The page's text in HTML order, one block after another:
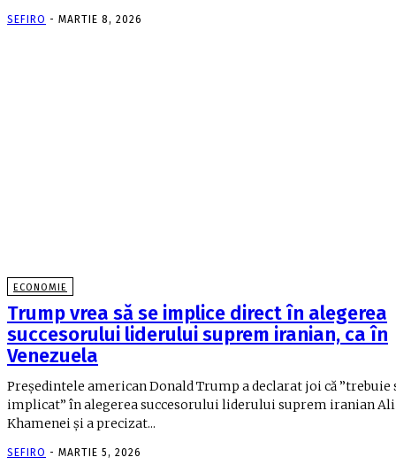
SEFIRO - MARTIE 8, 2026
ECONOMIE
Trump vrea să se implice direct în alegerea
succesorului liderului suprem iranian, ca în
Venezuela
Preşedintele american Donald Trump a declarat joi că ”trebuie
implicat” în alegerea succesorului liderului suprem iranian Ali
Khamenei şi a precizat...
SEFIRO - MARTIE 5, 2026